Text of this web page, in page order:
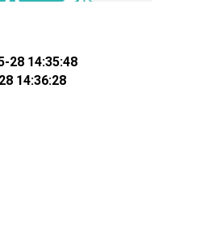
28 14:35:48
14:36:28